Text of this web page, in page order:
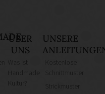
ÜBER
UNS
Was ist
Kultur?
UNSERE
Kostenlose
Schnittmuster
Strickmuster